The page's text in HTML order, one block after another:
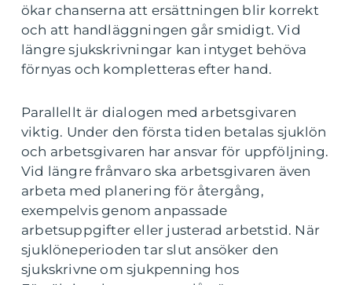
ökar chanserna att ersättningen blir korrekt
och att handläggningen går smidigt. Vid
längre sjukskrivningar kan intyget behöva
förnyas och kompletteras efter hand.
Parallellt är dialogen med arbetsgivaren
viktig. Under den första tiden betalas sjuklön
och arbetsgivaren har ansvar för uppföljning.
Vid längre frånvaro ska arbetsgivaren även
arbeta med planering för återgång,
exempelvis genom anpassade
arbetsuppgifter eller justerad arbetstid. När
sjuklöneperioden tar slut ansöker den
sjukskrivne om sjukpenning hos